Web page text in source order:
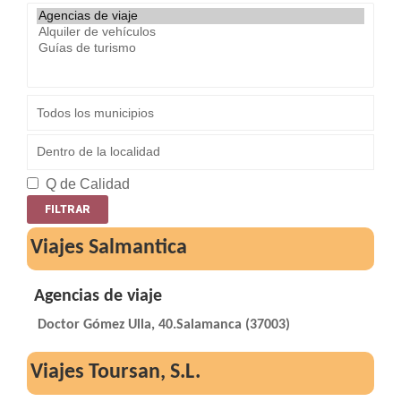
Q de Calidad
Viajes Salmantica
Agencias de viaje
Doctor Gómez Ulla, 40.Salamanca (37003)
Viajes Toursan, S.L.